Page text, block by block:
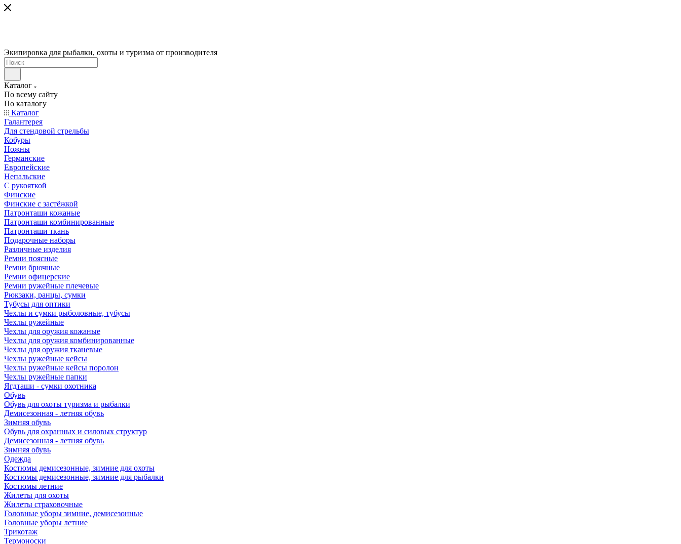
Экипировка для рыбалки, охоты и туризма от производителя
Каталог
По всему сайту
По каталогу
Каталог
Галантерея
Для стендовой стрельбы
Кобуры
Ножны
Германские
Европейские
Непальские
С рукояткой
Финские
Финские с застёжкой
Патронташи кожаные
Патронташи комбинированные
Патронташи ткань
Подарочные наборы
Различные изделия
Ремни поясные
Ремни брючные
Ремни офицерские
Ремни ружейные плечевые
Рюкзаки, ранцы, сумки
Тубусы для оптики
Чехлы и сумки рыболовные, тубусы
Чехлы ружейные
Чехлы для оружия кожаные
Чехлы для оружия комбинированные
Чехлы для оружия тканевые
Чехлы ружейные кейсы
Чехлы ружейные кейсы поролон
Чехлы ружейные папки
Ягдташи - сумки охотника
Обувь
Обувь для охоты туризма и рыбалки
Демисезонная - летняя обувь
Зимняя обувь
Обувь для охранных и силовых структур
Демисезонная - летняя обувь
Зимняя обувь
Одежда
Костюмы демисезонные, зимние для охоты
Костюмы демисезонные, зимние для рыбалки
Костюмы летние
Жилеты для охоты
Жилеты страховочные
Головные уборы зимние, демисезонные
Головные уборы летние
Трикотаж
Термоноски